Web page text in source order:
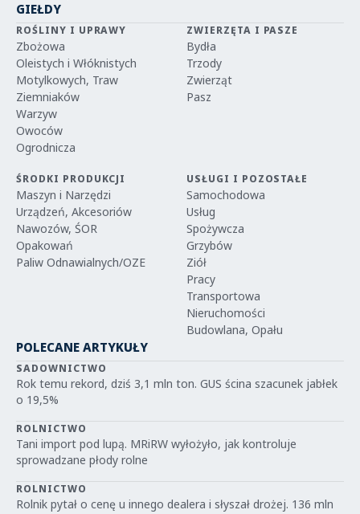
GIEŁDY
ROŚLINY I UPRAWY
Zbożowa
Oleistych i Włóknistych
Motylkowych, Traw
Ziemniaków
Warzyw
Owoców
Ogrodnicza
ZWIERZĘTA I PASZE
Bydła
Trzody
Zwierząt
Pasz
ŚRODKI PRODUKCJI
Maszyn i Narzędzi
Urządzeń, Akcesoriów
Nawozów, ŚOR
Opakowań
Paliw Odnawialnych/OZE
USŁUGI I POZOSTAŁE
Samochodowa
Usług
Spożywcza
Grzybów
Ziół
Pracy
Transportowa
Nieruchomości
Budowlana, Opału
POLECANE ARTYKUŁY
SADOWNICTWO
Rok temu rekord, dziś 3,1 mln ton. GUS ścina szacunek jabłek
o 19,5%
ROLNICTWO
Tani import pod lupą. MRiRW wyłożyło, jak kontroluje
sprowadzane płody rolne
ROLNICTWO
Rolnik pytał o cenę u innego dealera i słyszał drożej. 136 mln